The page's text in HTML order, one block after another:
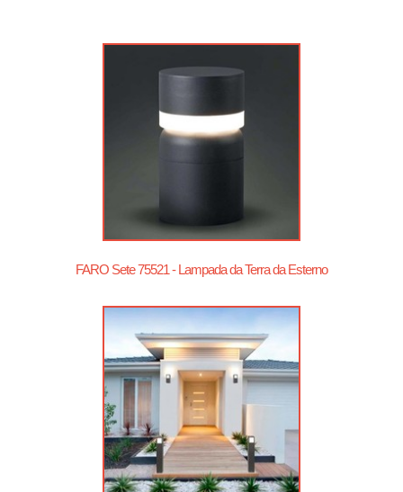
FARO Sete 75521 - Lampada da Terra da Esterno